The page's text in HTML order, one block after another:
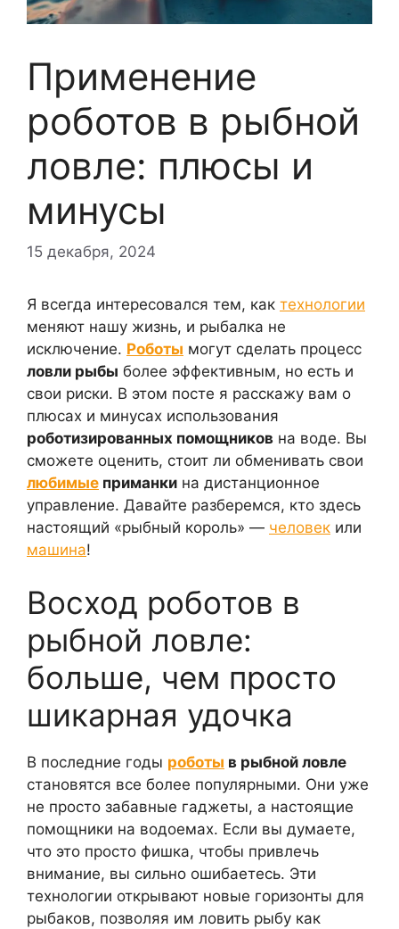
Применение
роботов в рыбной
ловле: плюсы и
минусы
15 декабря, 2024
Я всегда интересовался тем, как технологии
меняют нашу жизнь, и рыбалка не
исключение. Роботы могут сделать процесс
ловли рыбы более эффективным, но есть и
свои риски. В этом посте я расскажу вам о
плюсах и минусах использования
роботизированных помощников на воде. Вы
сможете оценить, стоит ли обменивать свои
любимые приманки на дистанционное
управление. Давайте разберемся, кто здесь
настоящий «рыбный король» — человек или
машина!
Восход роботов в
рыбной ловле:
больше, чем просто
шикарная удочка
В последние годы роботы в рыбной ловле
становятся все более популярными. Они уже
не просто забавные гаджеты, а настоящие
помощники на водоемах. Если вы думаете,
что это просто фишка, чтобы привлечь
внимание, вы сильно ошибаетесь. Эти
технологии открывают новые горизонты для
рыбаков, позволяя им ловить рыбу как